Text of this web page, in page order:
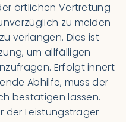
örtlichen Vertretung
zu melden
verlangen. Dies ist
um allfälligen
Erfolgt innert
Abhilfe, muss der
bestätigen lassen.
der Leistungsträger